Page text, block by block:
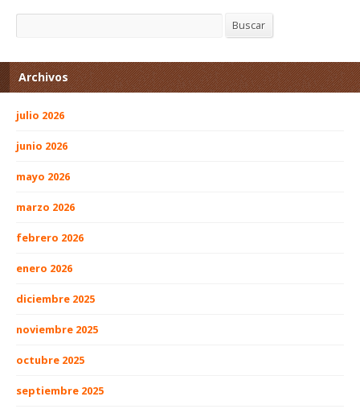
Buscar
Archivos
julio 2026
junio 2026
mayo 2026
marzo 2026
febrero 2026
enero 2026
diciembre 2025
noviembre 2025
octubre 2025
septiembre 2025